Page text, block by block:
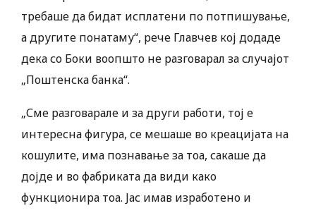
требаше да бидат исплатени по потпишување,
а другите понатаму“, рече Главчев кој додаде
дека со Боки воопшто не разговарал за случајот
„Поштенска банка“.
„Сме разговарале и за други работи, тој е
интересна фигура, се мешаше во креацијата на
кошулите, има познавање за тоа, сакаше да
дојде и во фабриката да види како
функционира тоа. Јас имав изработено и